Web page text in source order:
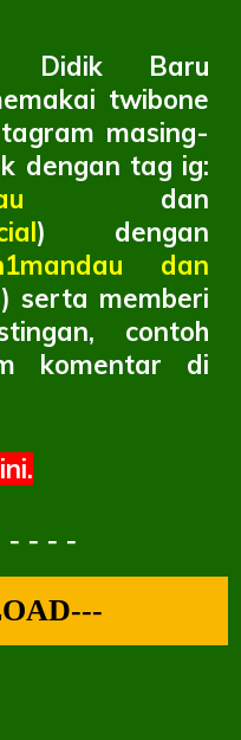
Didik Baru
twibone
masing-
dengan tag ig:
dan
) dengan
dan
) serta memberi
contoh
komentar di
- - - -